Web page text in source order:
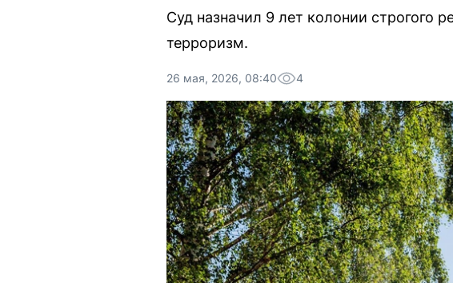
Суд назначил 9 лет колонии
терроризм.
26 мая, 2026, 08:40 4